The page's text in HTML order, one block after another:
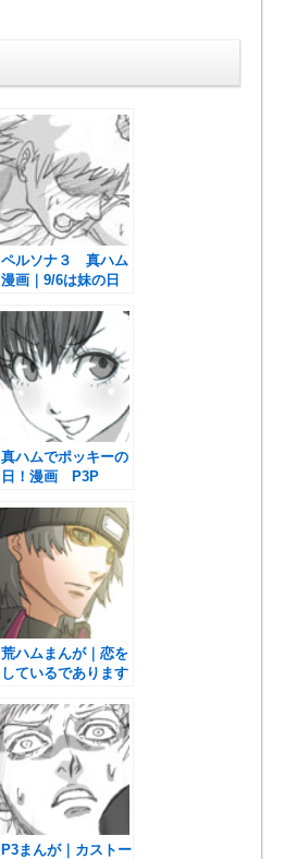
ペルソナ３ 真ハム
漫画｜9/6は妹の日
真ハムでポッキーの
日！漫画 P3P
荒ハムまんが｜恋を
しているであります
P3まんが｜カストー